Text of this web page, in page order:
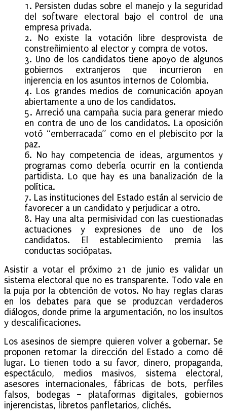
1. Persisten dudas sobre el manejo y la seguridad
del software electoral bajo el control de una
empresa privada.
2. No existe la votación libre desprovista de
constreñimiento al elector y compra de votos.
3. Uno de los candidatos tiene apoyo de algunos
gobiernos extranjeros que incurrieron en
injerencia en los asuntos internos de Colombia.
4. Los grandes medios de comunicación apoyan
abiertamente a uno de los candidatos.
5. Arreció una campaña sucia para generar miedo
en contra de uno de los candidatos. La oposición
votó “emberracada” como en el plebiscito por la
paz.
6. No hay competencia de ideas, argumentos y
programas como debería ocurrir en la contienda
partidista. Lo que hay es una banalización de la
política.
7. Las instituciones del Estado están al servicio de
favorecer a un candidato y perjudicar a otro.
8. Hay una alta permisividad con las cuestionadas
actuaciones y expresiones de uno de los
candidatos. El establecimiento premia las
conductas sociópatas.
Asistir a votar el próximo 21 de junio es validar un
sistema electoral que no es transparente. Todo vale en
la puja por la obtención de votos. No hay reglas claras
en los debates para que se produzcan verdaderos
diálogos, donde prime la argumentación, no los insultos
y descalificaciones.
Los asesinos de siempre quieren volver a gobernar. Se
proponen retomar la dirección del Estado a como dé
lugar. Lo tienen todo a su favor, dinero, propaganda,
espectáculo, medios masivos, sistema electoral,
asesores internacionales, fábricas de bots, perfiles
falsos, bodegas – plataformas digitales, gobiernos
injerencistas, libretos panfletarios, clichés.